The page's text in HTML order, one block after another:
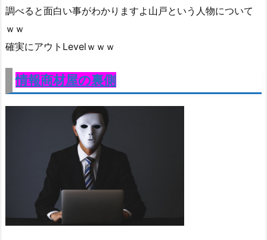
調べると面白い事がわかりますよ山戸という人物について
ｗｗ
確実にアウトLevelｗｗｗ
情報商材屋の裏側